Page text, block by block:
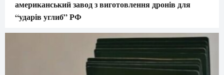
американський завод з виготовлення дронів для
“ударів углиб” РФ